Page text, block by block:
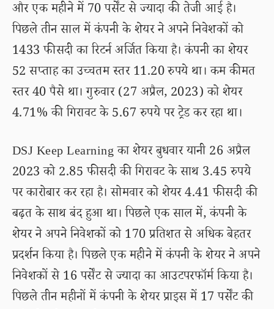
और एक महीने में 70 पर्सेंट से ज्यादा की तेजी आई है।
पिछले तीन साल में कंपनी के शेयर ने अपने निवेशकों को
1433 फीसदी का रिटर्न अर्जित किया है। कंपनी का शेयर
52 सप्ताह का उच्चतम स्तर 11.20 रुपये था। कम कीमत
स्तर 40 पैसे था। गुरुवार (27 अप्रैल, 2023) को शेयर
4.71% की गिरावट के 5.67 रुपये पर ट्रेड कर रहा था।
DSJ Keep Learning का शेयर बुधवार यानी 26 अप्रैल
2023 को 2.85 फीसदी की गिरावट के साथ 3.45 रुपये
पर कारोबार कर रहा है। सोमवार को शेयर 4.41 फीसदी की
बढ़त के साथ बंद हुआ था। पिछले एक साल में, कंपनी के
शेयर ने अपने निवेशकों को 170 प्रतिशत से अधिक बेहतर
प्रदर्शन किया है। पिछले एक महीने में कंपनी के शेयर ने अपने
निवेशकों से 16 पर्सेंट से ज्यादा का आउटपरफॉर्म किया है।
पिछले तीन महीनों में कंपनी के शेयर प्राइस में 17 पर्सेंट की